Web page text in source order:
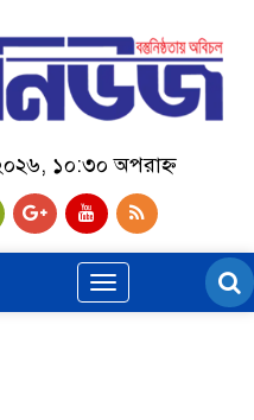
১০:৩০ অপরাহ্ন
Toggle
navigation